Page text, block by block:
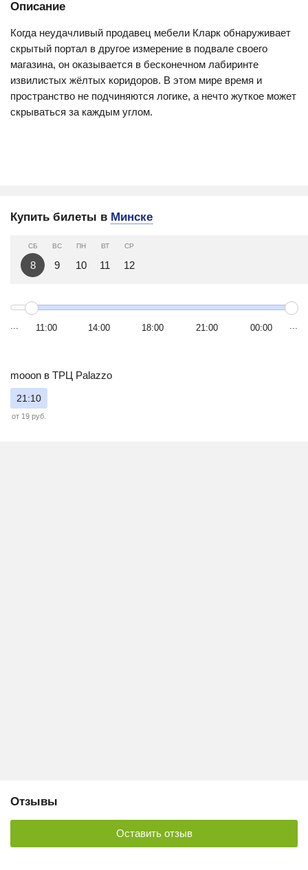
Описание
Когда неудачливый продавец мебели Кларк обнаруживает
скрытый портал в другое измерение в подвале своего
магазина, он оказывается в бесконечном лабиринте
извилистых жёлтых коридоров. В этом мире время и
пространство не подчиняются логике, а нечто жуткое может
скрываться за каждым углом.
Купить билеты в Минске
СБ
8
ВС
9
ПН
10
ВТ
11
СР
12
11:00 14:00 18:00 21:00 00:00
mooon в ТРЦ Palazzo
21:10
Отзывы
Оставить отзыв